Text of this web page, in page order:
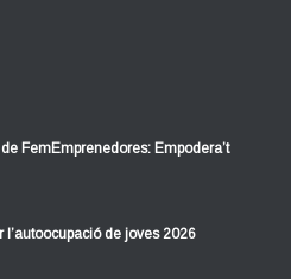
FemEmprenedores: Empodera’t
l’autoocupació de joves 2026